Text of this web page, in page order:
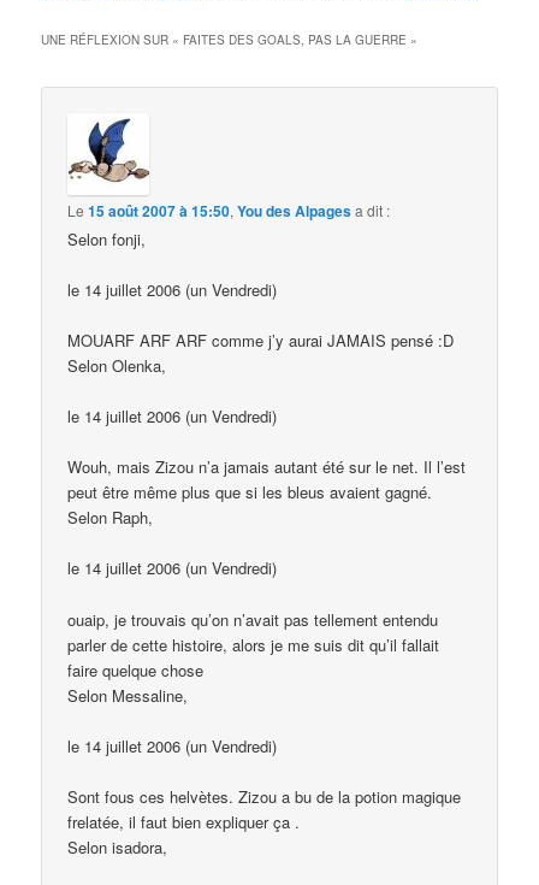
UNE RÉFLEXION SUR « FAITES DES GOALS, PAS LA GUERRE »
Le15 août 2007 à 15:50,You des Alpagesa dit :
Selon fonji,
le 14 juillet 2006 (un Vendredi)
MOUARF ARF ARF comme j’y aurai JAMAIS pensé :D
Selon Olenka,
le 14 juillet 2006 (un Vendredi)
Wouh, mais Zizou n’a jamais autant été sur le net. Il l’est
peut être même plus que si les bleus avaient gagné.
Selon Raph,
le 14 juillet 2006 (un Vendredi)
ouaip, je trouvais qu’on n’avait pas tellement entendu
parler de cette histoire, alors je me suis dit qu’il fallait
faire quelque chose
Selon Messaline,
le 14 juillet 2006 (un Vendredi)
Sont fous ces helvètes. Zizou a bu de la potion magique
frelatée, il faut bien expliquer ça .
Selon isadora,